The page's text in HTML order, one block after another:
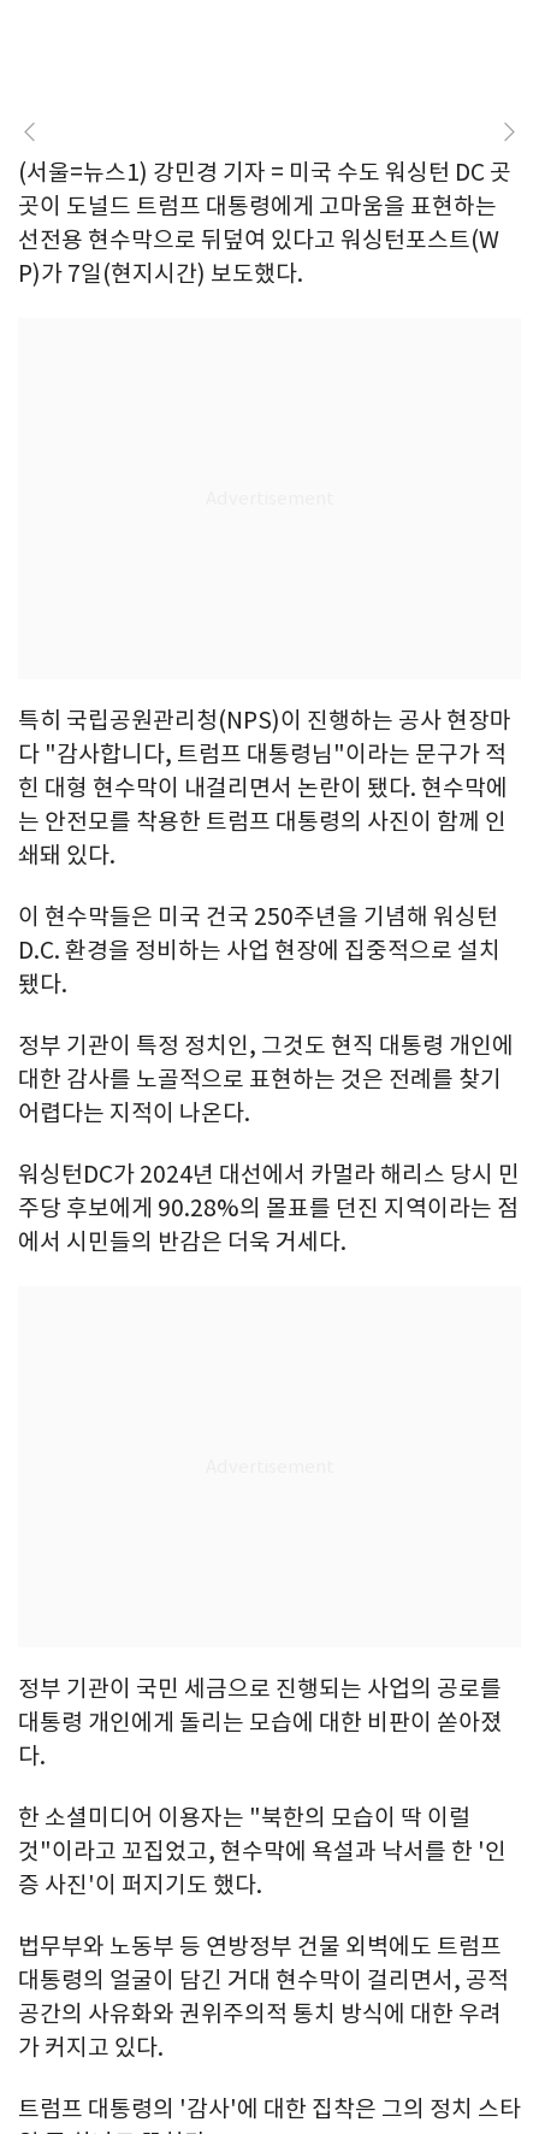
(서울=뉴스1) 강민경 기자 = 미국 수도 워싱턴 DC 곳
곳이 도널드 트럼프 대통령에게 고마움을 표현하는
선전용 현수막으로 뒤덮여 있다고 워싱턴포스트(W
P)가 7일(현지시간) 보도했다.
특히 국립공원관리청(NPS)이 진행하는 공사 현장마
다 "감사합니다, 트럼프 대통령님"이라는 문구가 적
힌 대형 현수막이 내걸리면서 논란이 됐다. 현수막에
는 안전모를 착용한 트럼프 대통령의 사진이 함께 인
쇄돼 있다.
이 현수막들은 미국 건국 250주년을 기념해 워싱턴
D.C. 환경을 정비하는 사업 현장에 집중적으로 설치
됐다.
정부 기관이 특정 정치인, 그것도 현직 대통령 개인에
대한 감사를 노골적으로 표현하는 것은 전례를 찾기
어렵다는 지적이 나온다.
워싱턴DC가 2024년 대선에서 카멀라 해리스 당시 민
주당 후보에게 90.28%의 몰표를 던진 지역이라는 점
에서 시민들의 반감은 더욱 거세다.
정부 기관이 국민 세금으로 진행되는 사업의 공로를
대통령 개인에게 돌리는 모습에 대한 비판이 쏟아졌
다.
한 소셜미디어 이용자는 "북한의 모습이 딱 이럴
것"이라고 꼬집었고, 현수막에 욕설과 낙서를 한 '인
증 사진'이 퍼지기도 했다.
법무부와 노동부 등 연방정부 건물 외벽에도 트럼프
대통령의 얼굴이 담긴 거대 현수막이 걸리면서, 공적
공간의 사유화와 권위주의적 통치 방식에 대한 우려
가 커지고 있다.
트럼프 대통령의 '감사'에 대한 집착은 그의 정치 스타